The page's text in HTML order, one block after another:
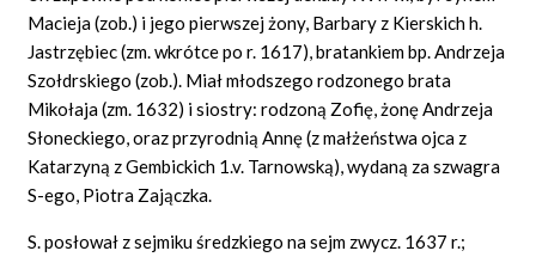
Macieja (zob.) i jego pierwszej żony, Barbary z Kierskich h.
Jastrzębiec (zm. wkrótce po r. 1617), bratankiem bp. Andrzeja
Szołdrskiego (zob.). Miał młodszego rodzonego brata
Mikołaja (zm. 1632) i siostry: rodzoną Zofię, żonę Andrzeja
Słoneckiego, oraz przyrodnią Annę (z małżeństwa ojca z
Katarzyną z Gembickich 1.v. Tarnowską), wydaną za szwagra
S-ego, Piotra Zajączka.
S. posłował z sejmiku średzkiego na sejm zwycz. 1637 r.;